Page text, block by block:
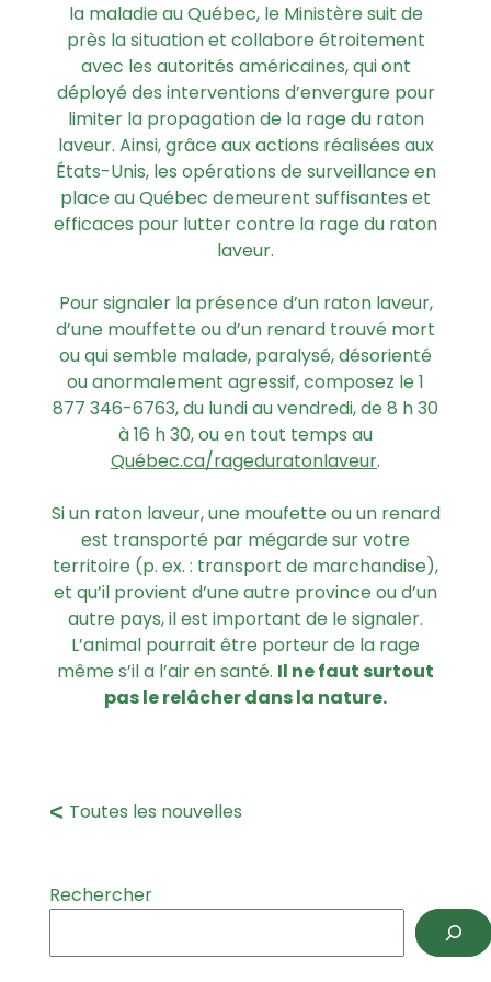
la maladie au Québec, le Ministère suit de
près la situation et collabore étroitement
avec les autorités américaines, qui ont
déployé des interventions d’envergure pour
limiter la propagation de la rage du raton
laveur. Ainsi, grâce aux actions réalisées aux
États-Unis, les opérations de surveillance en
place au Québec demeurent suffisantes et
efficaces pour lutter contre la rage du raton
laveur.
Pour signaler la présence d’un raton laveur,
d’une mouffette ou d’un renard trouvé mort
ou qui semble malade, paralysé, désorienté
ou anormalement agressif, composez le 1
877 346-6763, du lundi au vendredi, de 8 h 30
à 16 h 30, ou en tout temps au
Québec.ca/rageduratonlaveur.
Si un raton laveur, une moufette ou un renard
est transporté par mégarde sur votre
territoire (p. ex. : transport de marchandise),
et qu’il provient d’une autre province ou d’un
autre pays, il est important de le signaler.
L’animal pourrait être porteur de la rage
même s’il a l’air en santé. Il ne faut surtout
pas le relâcher dans la nature.
Toutes les nouvelles
Rechercher